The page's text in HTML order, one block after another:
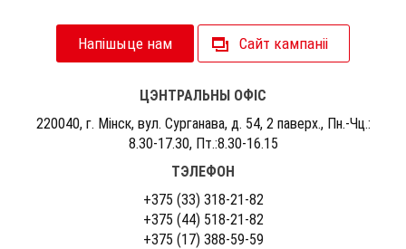
Напішыце нам Сайт кампаніі
ЦЭНТРАЛЬНЫ ОФІС
220040, г. Мiнск, вул. Сурганава, д. 54, 2 паверх., Пн.-Чц.:
8.30-17.30, Пт.:8.30-16.15
ТЭЛЕФОН
+375 (33) 318-21-82
+375 (44) 518-21-82
+375 (17) 388-59-59